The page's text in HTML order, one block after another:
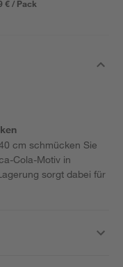
€ / Pack
cm schmücken Sie
Cola-Motiv in
sorgt dabei für